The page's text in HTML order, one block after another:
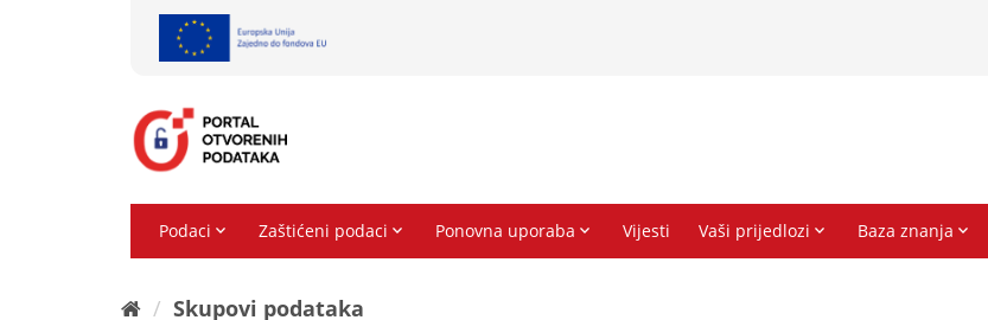
Skupovi podаtаkа